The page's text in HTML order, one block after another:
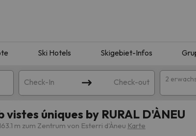
Ski Hotels Skigebiet-Infos
Check-In Check-out 2
úniques by RURAL D'ÀNEU
m zum Zentrum von Esterri d'Àneu Karte